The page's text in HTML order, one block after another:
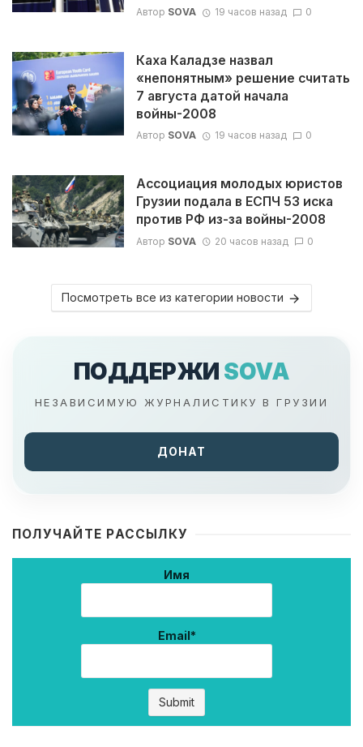
Автор SOVA 19 часов назад 0
Каха Каладзе назвал
«непонятным» решение считать
7 августа датой начала
войны-2008
Автор SOVA 19 часов назад 0
Ассоциация молодых юристов
Грузии подала в ЕСПЧ 53 иска
против РФ из-за войны-2008
Автор SOVA 20 часов назад 0
Посмотреть все из категории новости
ПОДДЕРЖИ SOVA
НЕЗАВИСИМУЮ ЖУРНАЛИСТИКУ В ГРУЗИИ
ДОНАТ
ПОЛУЧАЙТЕ РАССЫЛКУ
Имя
Email*